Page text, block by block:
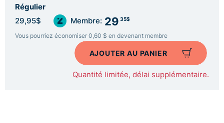
Régulier
29,95$ Membre: 29 35$
Vous pourriez économiser 0,60 $ en devenant membre
AJOUTER AU PANIER
Quantité limitée, délai supplémentaire.